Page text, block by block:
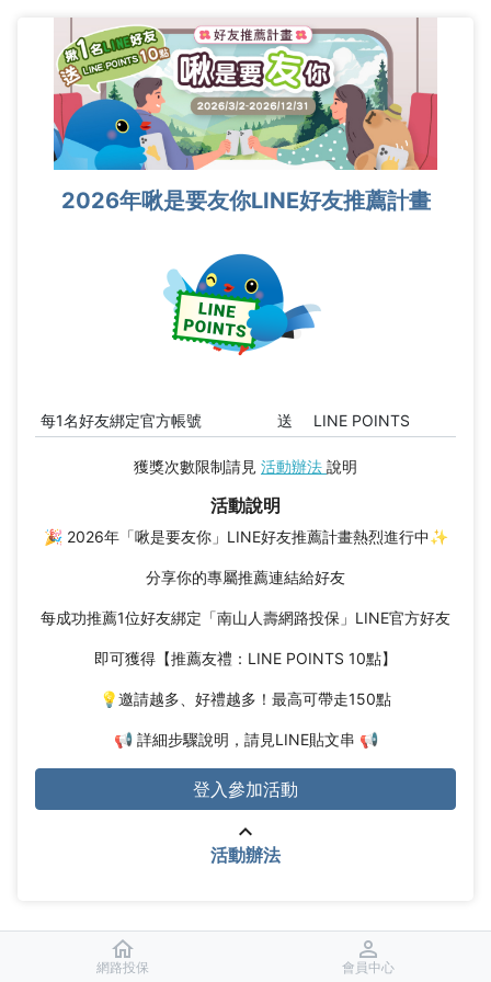
2026年啾是要友你LINE好友推薦計畫
每1名好友綁定官方帳號 送 LINE POINTS
獲獎次數限制請見 活動辦法 說明
活動說明
🎉 2026年「啾是要友你」LINE好友推薦計畫熱烈進行中✨
分享你的專屬推薦連結給好友
每成功推薦1位好友綁定「南山人壽網路投保」LINE官方好友
即可獲得【推薦友禮：LINE POINTS 10點】
💡邀請越多、好禮越多！最高可帶走150點
📢 詳細步驟說明，請見LINE貼文串 📢
登入參加活動
keyboard_arrow_up
活動辦法
home
網路投保
perm_identity
會員中心